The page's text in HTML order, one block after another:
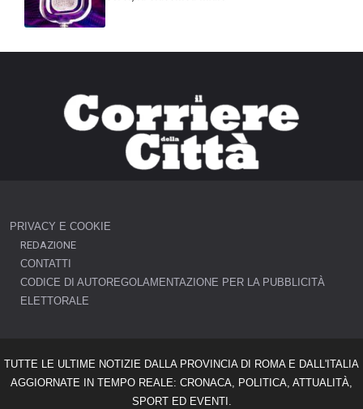
PRIVACY E COOKIE
REDAZIONE
CONTATTI
CODICE DI AUTOREGOLAMENTAZIONE PER LA PUBBLICITÀ
ELETTORALE
TUTTE LE ULTIME NOTIZIE DALLA PROVINCIA DI ROMA E DALL'ITALIA
AGGIORNATE IN TEMPO REALE: CRONACA, POLITICA, ATTUALITÀ,
SPORT ED EVENTI.